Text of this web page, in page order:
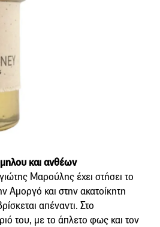
και ανθέων
Μαρούλης έχει στήσει το
Αμοργό και στην ακατοίκητη
απέναντι. Στο
του, με το άπλετο φως και τον